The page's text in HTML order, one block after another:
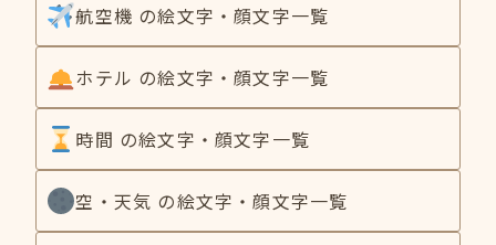
航空機 の絵文字・顔文字一覧
ホテル の絵文字・顔文字一覧
時間 の絵文字・顔文字一覧
空・天気 の絵文字・顔文字一覧